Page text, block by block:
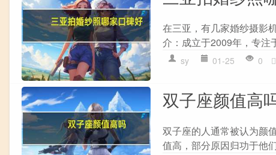
在三亚，有几家婚纱摄影
介：成立于2009年，专注
sy 01-25 0
双子座颜值高
双子座的人通常被认为颜
值高，部分原因归功于他